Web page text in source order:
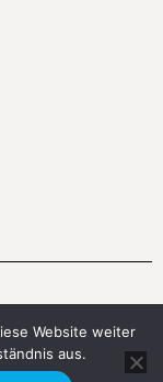
Website weiter
aus.